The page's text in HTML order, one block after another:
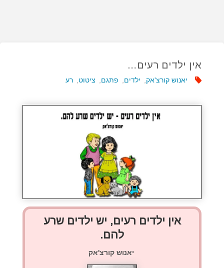
אין ילדים רעים…
יאנוש קורצ'אק ילדים פתגם ציטוט רע
אין ילדים רעים, יש ילדים שרע
להם.
יאנוש קורצ'אק